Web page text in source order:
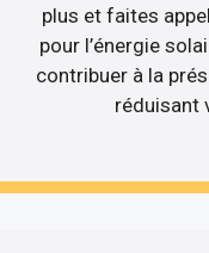
plus et faites
pour l’énergie
contribuer à la
réduisant